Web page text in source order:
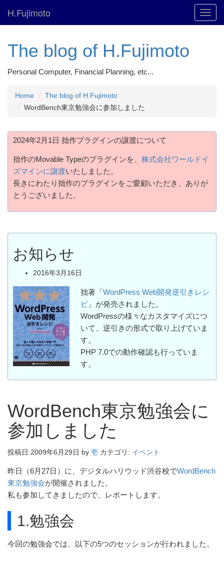
H.Fujimoto
The blog of H.Fujimoto
Personal Computer, Financial Planning, etc...
Home
The blog of H.Fujimoto
WordBench東京勉強会に参加しました
2024年2月1日 拙作プラグインの譲渡について
拙作のMovable Typeのプラグインを、 株式会社ワールドイ
ズマインに譲渡いたしました。
長きにわたり拙作のプラグインをご愛顧いただき、ありが
とうございました。
お知らせ
2016年3月16日
拙著「 WordPress Web開発逆引きレシ
ピ 」が発売されました。
WordPressの様々なカスタマイズにつ
いて、逆引きの形式で取り上げていま
す。
PHP 7.0での動作確認も行っていま
す。
WordBench東京勉強会に
参加しました
投稿日:2009年6月29日 by 壱 カテゴリ: イベント
昨日（6月27日）に、デジタルハリウッド渋谷校でWordBench
東京勉強会が開催されました。
私も参加してきましたので、レポートします。
1.勉強会
今回の勉強会では、以下の5つのセッションが行われました。